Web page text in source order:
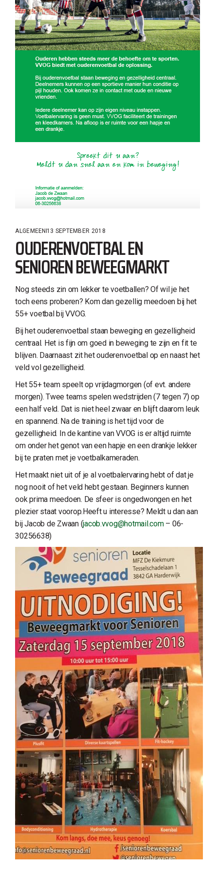
ALGEMEEN 13 SEPTEMBER 2018
OUDERENVOETBAL EN
SENIOREN BEWEEGMARKT
Nog steeds zin om lekker te voetballen? Of wil je het
toch eens proberen? Kom dan gezellig meedoen bij het
55+ voetbal bij VVOG.
Bij het ouderenvoetbal staan beweging en gezelligheid
centraal. Het is fijn om goed in beweging te zijn en fit te
blijven. Daarnaast zit het ouderenvoetbal op en naast het
veld vol gezelligheid.
Het 55+ team speelt op vrijdagmorgen (of evt. andere
morgen). Twee teams spelen wedstrijden (7 tegen 7) op
een half veld. Dat is niet heel zwaar en blijft daarom leuk
en spannend. Na de training is het tijd voor de
gezelligheid. In de kantine van VVOG is er altijd ruimte
om onder het genot van een hapje en een drankje lekker
bij te praten met je voetbalkameraden.
Het maakt niet uit of je al voetbalervaring hebt of dat je
nog nooit of het veld hebt gestaan. Beginners kunnen
ook prima meedoen. De sfeer is ongedwongen en het
plezier staat voorop.Heeft u interesse? Meldt u dan aan
bij Jacob de Zwaan (jacob.vvog@hotmail.com– 06-
30256638)